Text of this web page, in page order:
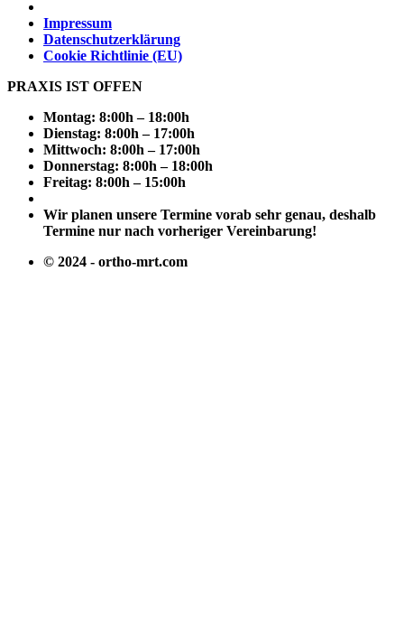
Impressum
Datenschutzerklärung
Cookie Richtlinie (EU)
PRAXIS IST OFFEN
Montag: 8:00h – 18:00h
Dienstag: 8:00h – 17:00h
Mittwoch: 8:00h – 17:00h
Donnerstag: 8:00h – 18:00h
Freitag: 8:00h – 15:00h
Wir planen unsere Termine vorab sehr genau, deshalb
Termine nur nach vorheriger Vereinbarung!
© 2024 - ortho-mrt.com